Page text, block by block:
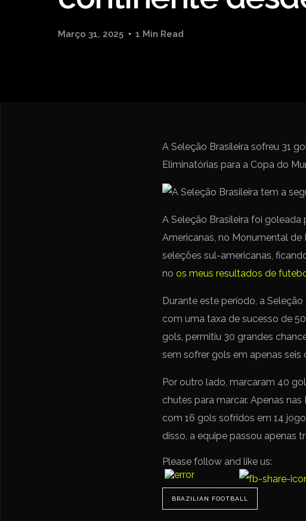
Março 31, 2025 1 Min Read
A Seleção Brasileira sofreu 31
Eliminatórias para a Copa do
A Seleção Brasileira foi goleada
Americanas, no Monumental de
seleções sul-americanas,
no os meus resultados de
Durante este período, a
com uma taxa de sucesso de
gols, permitiu 30 grandes
sem sofrer gols em apenas seis
Por outro lado, marcaram 40
chutes para marcar. Apenas
com 16 gols sofridos em 14
disso, a equipe passou apenas
Please follow and like us:
BRAZILIAN FOOTBALL